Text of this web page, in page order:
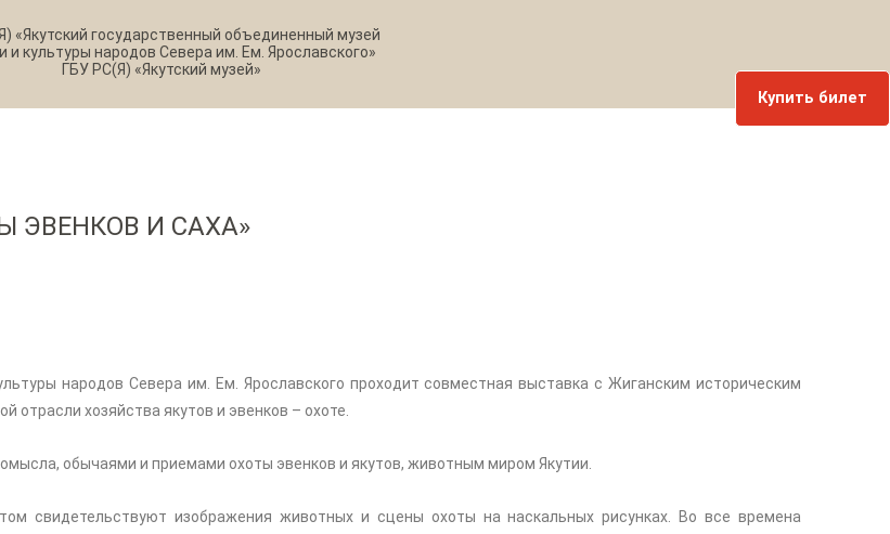
«Якутский государственный объединенный музей
и культуры народов Севера им. Ем. Ярославского»
ГБУ РС(Я) «Якутский музей»
ЭВЕНКОВ И САХА»
народов Севера им. Ем. Ярославского проходит совместная выставка с Жиганским историческим
отрасли хозяйства якутов и эвенков – охоте.
обычаями и приемами охоты эвенков и якутов, животным миром Якутии.
свидетельствуют изображения животных и сцены охоты на наскальных рисунках. Во все времена
Купить билет